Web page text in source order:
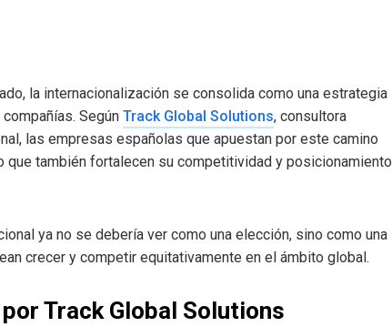
la internacionalización se consolida como una estrategia
Según Track Global Solutions, consultora
las empresas españolas que apuestan por este camino
también fortalecen su competitividad y posicionamiento
ya no se debería ver como una elección, sino como una
crecer y competir equitativamente en el ámbito global.
Track Global Solutions